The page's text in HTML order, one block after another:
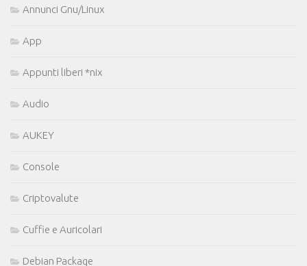
Annunci Gnu/Linux
App
Appunti liberi *nix
Audio
AUKEY
Console
Criptovalute
Cuffie e Auricolari
Debian Package